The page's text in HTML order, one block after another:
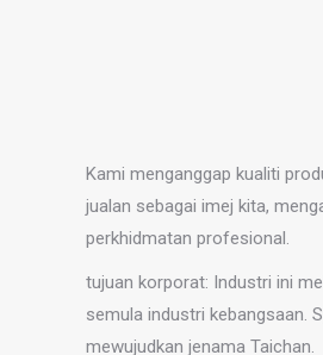
Kami menganggap kualiti
jualan sebagai imej kita,
perkhidmatan profesional.
tujuan korporat: Industri ini
semula industri kebangsaan.
mewujudkan jenama Taichan.